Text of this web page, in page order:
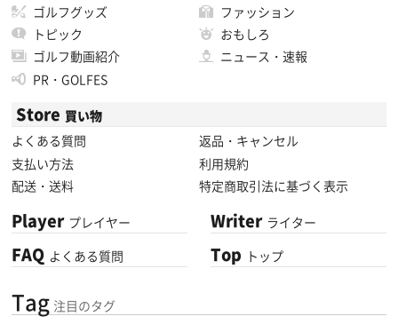
ゴルフグッズ
ファッション
トピック
おもしろ
ゴルフ動画紹介
ニュース・速報
PR・GOLFES
Store 買い物
よくある質問
返品・キャンセル
支払い方法
利用規約
配送・送料
特定商取引法に基づく表示
Player プレイヤー
FAQ よくある質問
Writer ライター
Top トップ
Tag 注目のタグ